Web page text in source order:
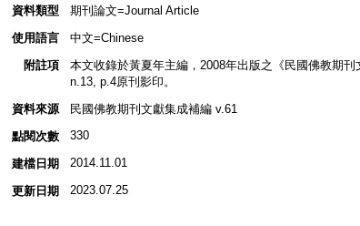
資料類型
期刊論文=Journal Article
使用語言
中文=Chinese
附註項
本文收錄於黃夏年主編，2008年出版之《民國佛教期
n.13, p.4原刊影印。
資料來源
民國佛教期刊文獻集成補編 v.61
點閱次數
330
建檔日期 2014.11.01
更新日期 2023.07.25